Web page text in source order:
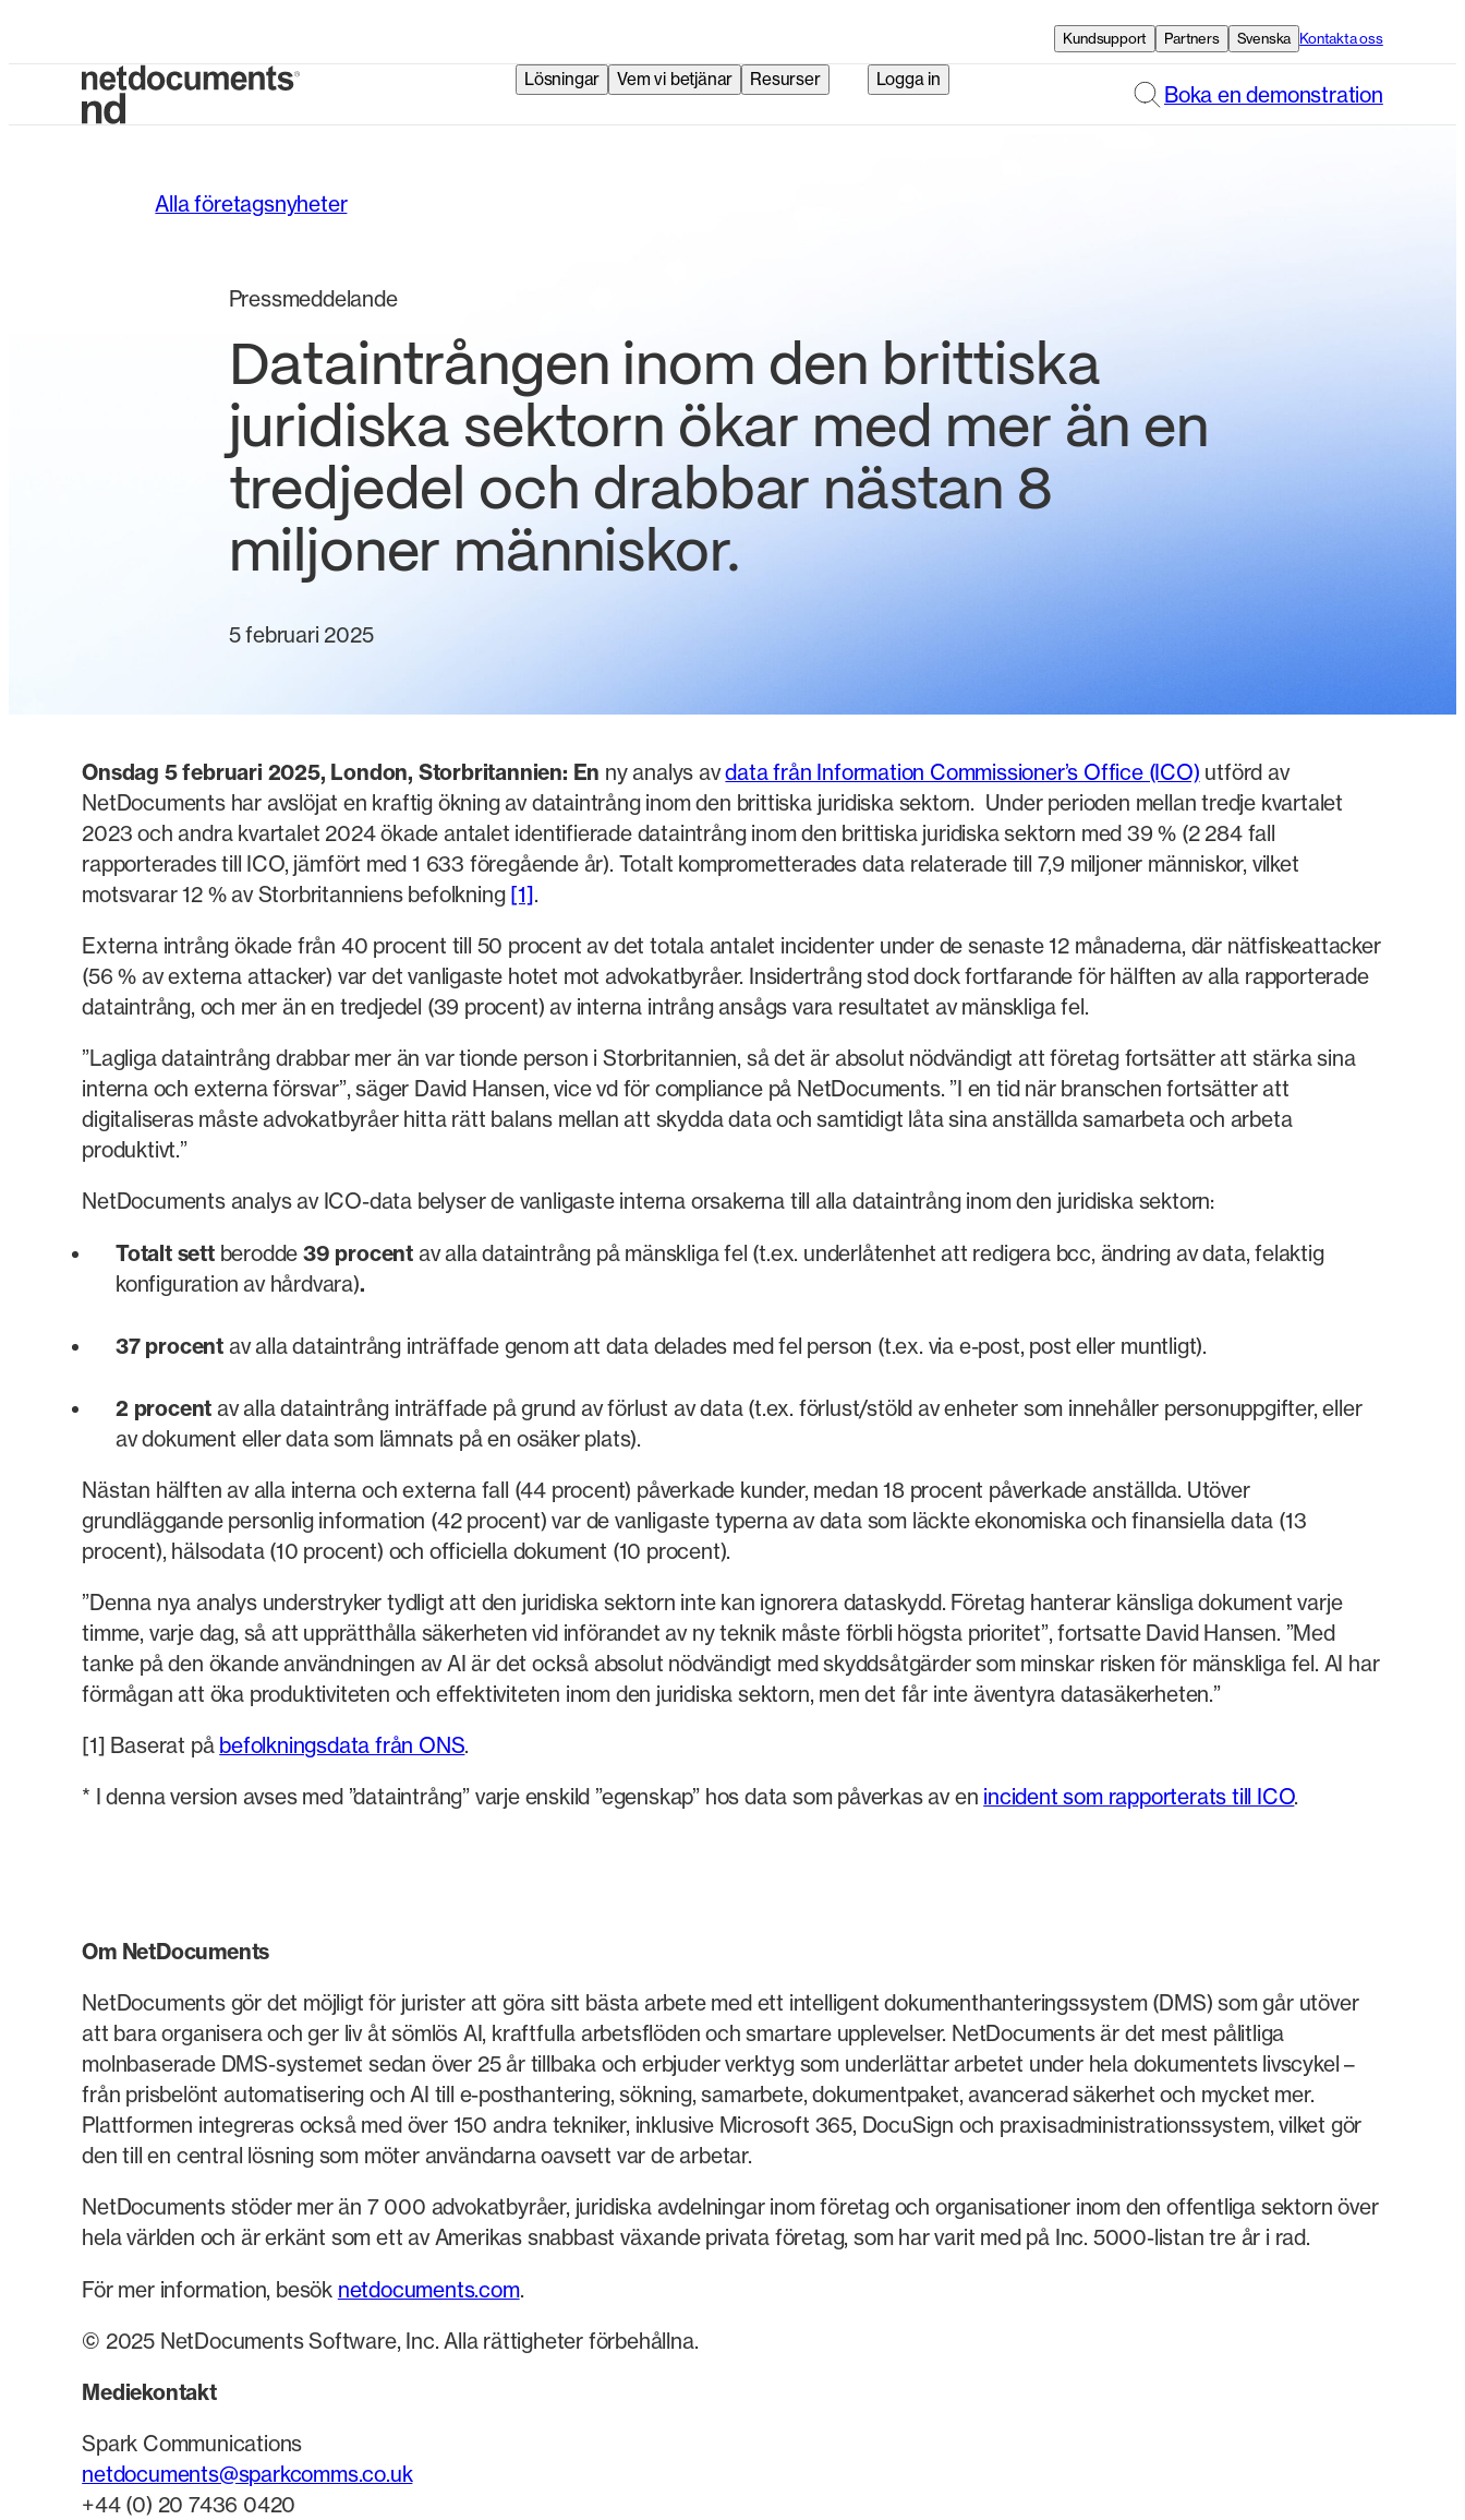
Kundsupport Partners Svenska Kontakta oss
Lösningar Vem vi betjänar Resurser Logga in
Boka en demonstration
Alla företagsnyheter
Pressmeddelande
Dataintrången inom den brittiska
juridiska sektorn ökar med mer än en
tredjedel och drabbar nästan 8
miljoner människor.
5 februari 2025
Onsdag 5 februari 2025, London, Storbritannien: En ny analys avdata från Information Commissioner’s Office (ICO) utförd av
NetDocuments har avslöjat en kraftig ökning av dataintrång inom den brittiska juridiska sektorn. Under perioden mellan tredje kvartalet
2023 och andra kvartalet 2024 ökade antalet identifierade dataintrång inom den brittiska juridiska sektorn med 39 % (2 284 fall
rapporterades till ICO, jämfört med 1 633 föregående år). Totalt komprometterades data relaterade till 7,9 miljoner människor, vilket
motsvarar 12 % av Storbritanniens befolkning [1].
Externa intrång ökade från 40 procent till 50 procent av det totala antalet incidenter under de senaste 12 månaderna, där nätfiskeattacker
(56 % av externa attacker) var det vanligaste hotet mot advokatbyråer. Insidertrång stod dock fortfarande för hälften av alla rapporterade
dataintrång, och mer än en tredjedel (39 procent) av interna intrång ansågs vara resultatet av mänskliga fel.
”Lagliga dataintrång drabbar mer än var tionde person i Storbritannien, så det är absolut nödvändigt att företag fortsätter att stärka sina
interna och externa försvar”, säger David Hansen, vice vd för compliance på NetDocuments. ”I en tid när branschen fortsätter att
digitaliseras måste advokatbyråer hitta rätt balans mellan att skydda data och samtidigt låta sina anställda samarbeta och arbeta
produktivt.”
NetDocuments analys av ICO-data belyser de vanligaste interna orsakerna till alla dataintrång inom den juridiska sektorn:
Totalt settberodde 39 procent av alla dataintrång på mänskliga fel (t.ex. underlåtenhet att redigera bcc, ändring av data, felaktig
konfiguration av hårdvara).
37 procentav alla dataintrång inträffade genom att data delades med fel person (t.ex. via e-post, post eller muntligt).
2 procent av alla dataintrång inträffade på grund av förlust av data (t.ex. förlust/stöld av enheter som innehåller personuppgifter, eller
av dokument eller data som lämnats på en osäker plats).
Nästan hälften av alla interna och externa fall (44 procent) påverkade kunder, medan 18 procent påverkade anställda. Utöver
grundläggande personlig information (42 procent) var de vanligaste typerna av data som läckte ekonomiska och finansiella data (13
procent), hälsodata (10 procent) och officiella dokument (10 procent).
”Denna nya analys understryker tydligt att den juridiska sektorn inte kan ignorera dataskydd. Företag hanterar känsliga dokument varje
timme, varje dag, så att upprätthålla säkerheten vid införandet av ny teknik måste förbli högsta prioritet”, fortsatte David Hansen. ”Med
tanke på den ökande användningen av AI är det också absolut nödvändigt med skyddsåtgärder som minskar risken för mänskliga fel. AI har
förmågan att öka produktiviteten och effektiviteten inom den juridiska sektorn, men det får inte äventyra datasäkerheten.”
[1] Baserat på befolkningsdata från ONS.
* I denna version avses med ”dataintrång” varje enskild ”egenskap” hos data som påverkas av en incident som rapporterats till ICO.
Om NetDocuments
NetDocuments gör det möjligt för jurister att göra sitt bästa arbete med ett intelligent dokumenthanteringssystem (DMS) som går utöver
att bara organisera och ger liv åt sömlös AI, kraftfulla arbetsflöden och smartare upplevelser. NetDocuments är det mest pålitliga
molnbaserade DMS-systemet sedan över 25 år tillbaka och erbjuder verktyg som underlättar arbetet under hela dokumentets livscykel –
från prisbelönt automatisering och AI till e-posthantering, sökning, samarbete, dokumentpaket, avancerad säkerhet och mycket mer.
Plattformen integreras också med över 150 andra tekniker, inklusive Microsoft 365, DocuSign och praxisadministrationssystem, vilket gör
den till en central lösning som möter användarna oavsett var de arbetar.
NetDocuments stöder mer än 7 000 advokatbyråer, juridiska avdelningar inom företag och organisationer inom den offentliga sektorn över
hela världen och är erkänt som ett av Amerikas snabbast växande privata företag, som har varit med på Inc. 5000-listan tre år i rad.
För mer information, besök netdocuments.com.
© 2025 NetDocuments Software, Inc. Alla rättigheter förbehållna.
Mediekontakt
Spark Communications
netdocuments@sparkcomms.co.uk
+44 (0) 20 7436 0420